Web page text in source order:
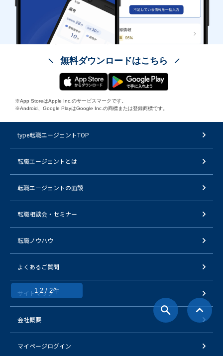
1-2 / 2件
無料ダウンロードはこちら
※App StoreはApple Inc.のサービスマークです。
※Android、Google PlayはGoogle Inc.の商標または登録商標です。
type転職エージェントTOP
転職エージェントとは
転職エージェントの面談
転職相談会・セミナー
転職ノウハウ
よくあるご質問
サイトマップ
会社概要
マイページログイン